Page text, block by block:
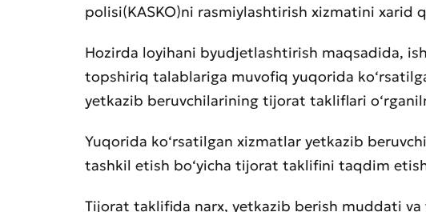
polisi(KASKO)ni rasmiylashtirish xizmatini xarid
Hozirda loyihani byudjetlashtirish maqsadida,
topshiriq talablariga muvofiq yuqorida
yetkazib beruvchilarining tijorat takliflari
Yuqorida ko‘rsatilgan xizmatlar yetkazib
tashkil etish bo‘yicha tijorat taklifini taqdim
Tijorat taklifida narx, yetkazib berish muddati va